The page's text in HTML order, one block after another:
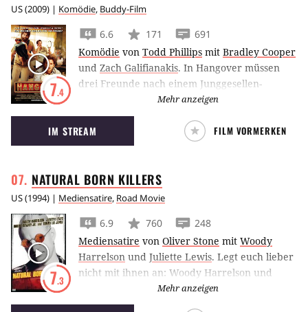
US(2009) | Komödie, Buddy-Film
7.4
6.6 171
691
Komödie von Todd Phillips mit Bradley Cooper
und Zach Galifianakis. In Hangover müssen
drei Freunde nach einem Junggesellen-
Abschied in Las Vegas schnellstmöglich die
Ereignisse des Abends rekonstruieren, um den
verschwundenen Bräutigam zu finden.
Mehr anzeigen
IM STREAM FILM VORMERKEN
NATURAL BORN KILLERS
US(1994) | Mediensatire, Road Movie
7.3
6.9 760
248
Mediensatire von Oliver Stone mit Woody
Harrelson und Juliette Lewis. Legt euch lieber
nicht mit ihnen an: Woody Harrelson und
Juliette Lewis sind die Natural Born Killers.
Mehr anzeigen